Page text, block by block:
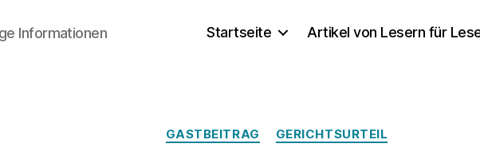
Informationen Startseite Artikel von Lesern für
Kategorien
GASTBEITRAG GERICHTSURTEIL